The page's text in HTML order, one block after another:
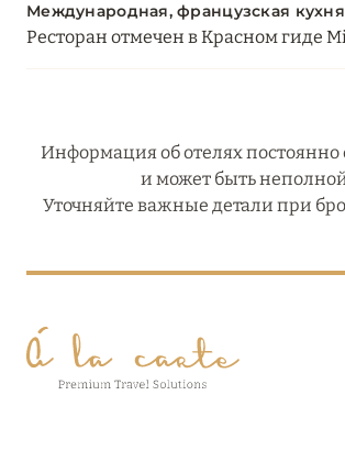
Международная, французская
Ресторан отмечен в Красном гиде
Информация об отелях постоянно
и может быть
Уточняйте важные детали при